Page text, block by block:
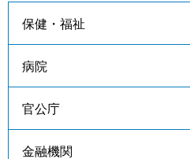
保健・福祉
病院
官公庁
金融機関